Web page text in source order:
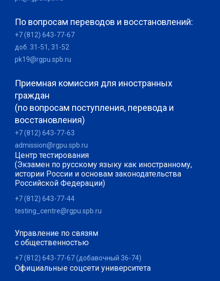
По вопросам переводов и восстановлений:
+7 (812) 643-77-67
доб. 31-51, 31-52
pk19@rgpu.spb.ru
Приемная комиссия для иностранных
граждан
(по вопросам поступления, перевода и
восстановления)
+7 (812) 643-77-63
admission@rgpu.spb.ru
Центр тестирования
(Экзамен по русскому языку как иностранному,
истории России и основам законодательства
Российской Федерации)
+7 (812) 643-77-44
testing_centre@rgpu.spb.ru
Управление по связям
с общественностью
+7 (812) 643-77-67 (добавочный 36-74)
Официальные соцсети университета